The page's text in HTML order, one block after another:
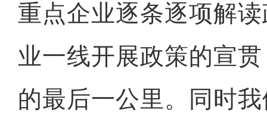
重点企业逐条逐项解
业一线开展政策的宣
的最后一公里。同时